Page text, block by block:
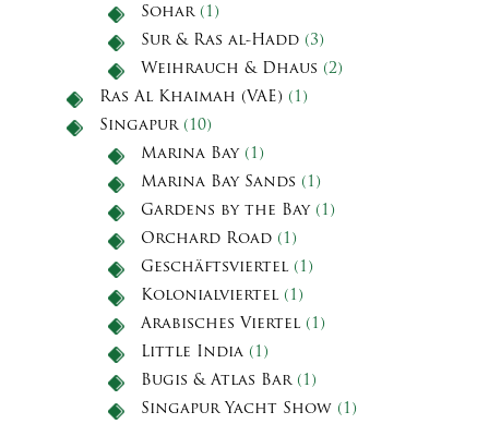
Sohar(1)
Sur & Ras al-Hadd (3)
Weihrauch & Dhaus (2)
Ras Al Khaimah (VAE) (1)
Singapur(10)
Marina Bay(1)
Marina Bay Sands (1)
Gardens by the Bay(1)
Orchard Road (1)
Geschäftsviertel (1)
Kolonialviertel (1)
Arabisches Viertel (1)
Little India (1)
Bugis & Atlas Bar(1)
Singapur Yacht Show (1)